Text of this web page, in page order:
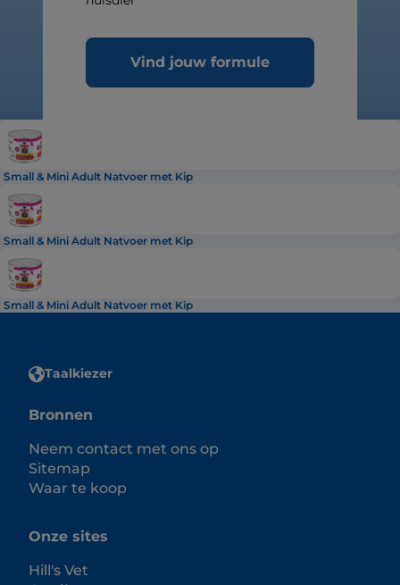
Vind jouw formule
Small & Mini Adult Natvoer met Kip
Small & Mini Adult Natvoer met Kip
Small & Mini Adult Natvoer met Kip
Taalkiezer
Bronnen
Neem contact met ons op
Sitemap
Waar te koop
Onze sites
Hill's Vet